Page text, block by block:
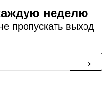
неделю
пропускать выход
→